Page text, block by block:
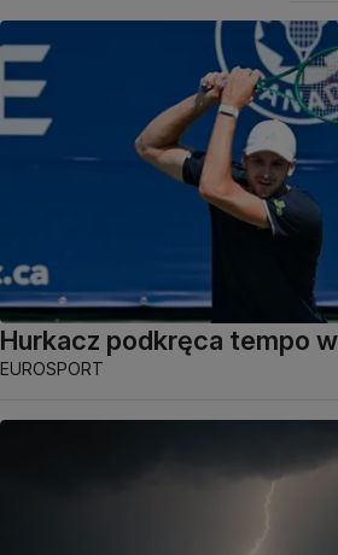
Hurkacz podkręca tempo
EUROSPORT